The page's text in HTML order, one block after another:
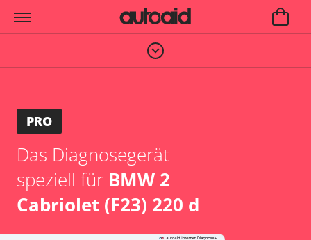
PRO
Das Diagnosegerät
speziell für BMW 2
Cabriolet (F23) 220 d